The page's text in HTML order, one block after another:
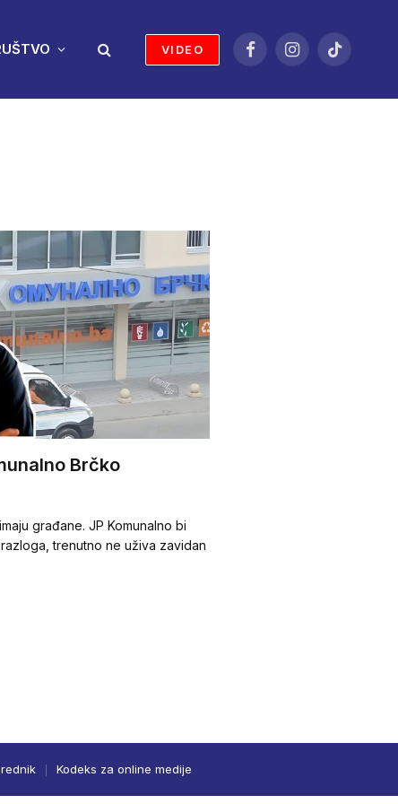
VIDEO
FacebookInstagramTikTok
Brčko
građane. JP Komunalno bi
trenutno ne uživa zavidan
Kodeks za online medije